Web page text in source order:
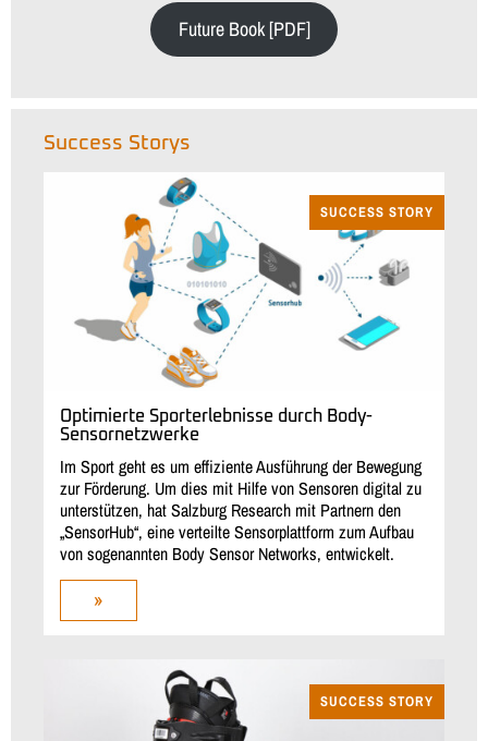
Future Book [PDF]
Success Storys
SUCCESS STORY
Optimierte Sporterlebnisse durch Body-
Sensornetzwerke
Im Sport geht es um effiziente Ausführung der Bewegung
zur Förderung. Um dies mit Hilfe von Sensoren digital zu
unterstützen, hat Salzburg Research mit Partnern den
„SensorHub“, eine verteilte Sensorplattform zum Aufbau
von sogenannten Body Sensor Networks, entwickelt.
»
SUCCESS STORY